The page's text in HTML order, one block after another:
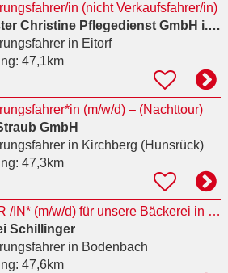
in (nicht Verkaufsfahrer/in)
Schwester Christine Pflegedienst GmbH i.Gr..
in Eitorf
47,1km
(m/w/d) – (Nachttour)
GmbH
in Kirchberg (Hunsrück)
47,3km
FAHRER /IN* (m/w/d) für unsere Bäckerei in Kelberg
Schillinger
in Bodenbach
47,6km